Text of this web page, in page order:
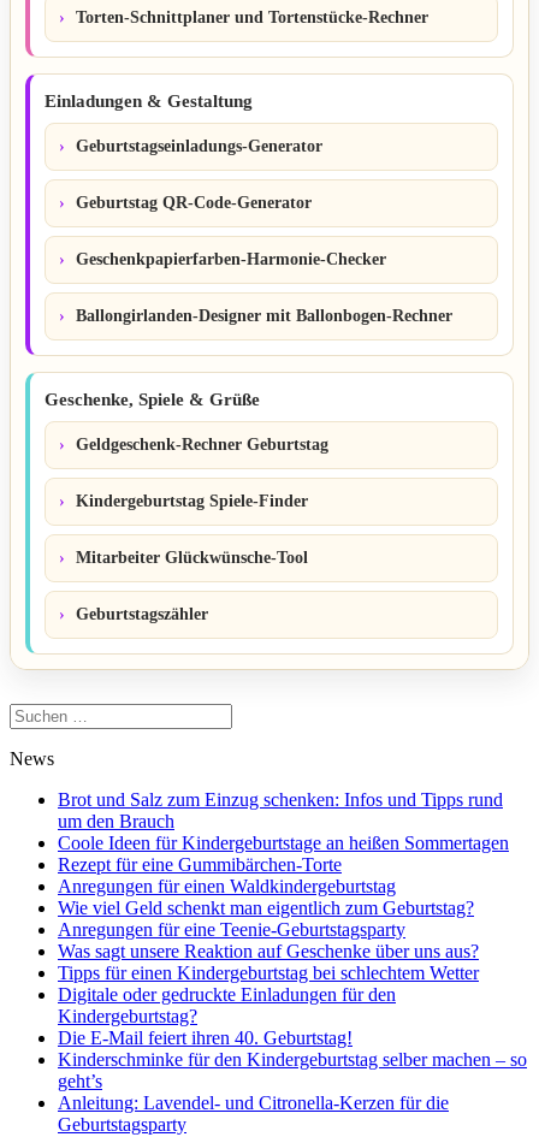
Torten-Schnittplaner und Tortenstücke-Rechner
Einladungen & Gestaltung
Geburtstagseinladungs-Generator
Geburtstag QR-Code-Generator
Geschenkpapierfarben-Harmonie-Checker
Ballongirlanden-Designer mit Ballonbogen-Rechner
Geschenke, Spiele & Grüße
Geldgeschenk-Rechner Geburtstag
Kindergeburtstag Spiele-Finder
Mitarbeiter Glückwünsche-Tool
Geburtstagszähler
Suchen
nach:
News
Brot und Salz zum Einzug schenken: Infos und Tipps rund
um den Brauch
Coole Ideen für Kindergeburtstage an heißen Sommertagen
Rezept für eine Gummibärchen-Torte
Anregungen für einen Waldkindergeburtstag
Wie viel Geld schenkt man eigentlich zum Geburtstag?
Anregungen für eine Teenie-Geburtstagsparty
Was sagt unsere Reaktion auf Geschenke über uns aus?
Tipps für einen Kindergeburtstag bei schlechtem Wetter
Digitale oder gedruckte Einladungen für den
Kindergeburtstag?
Die E-Mail feiert ihren 40. Geburtstag!
Kinderschminke für den Kindergeburtstag selber machen – so
geht’s
Anleitung: Lavendel- und Citronella-Kerzen für die
Geburtstagsparty